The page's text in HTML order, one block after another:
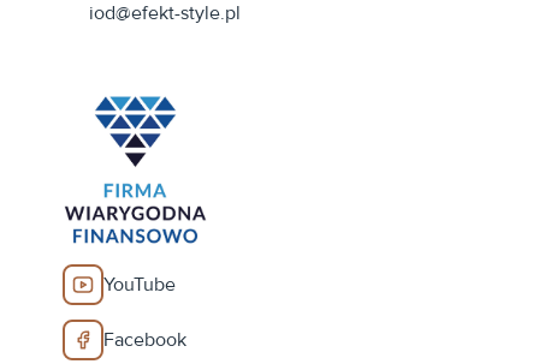
iod@efekt-style.pl
YouTube
Facebook